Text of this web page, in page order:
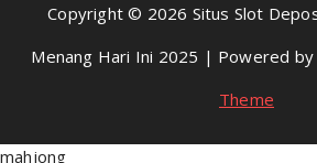
Copyright © 2026 Situs Slot
Menang Hari Ini 2025 | Powered
Theme
mahjong